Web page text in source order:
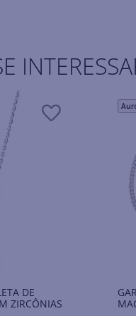
DE
ZIRCÔNIAS